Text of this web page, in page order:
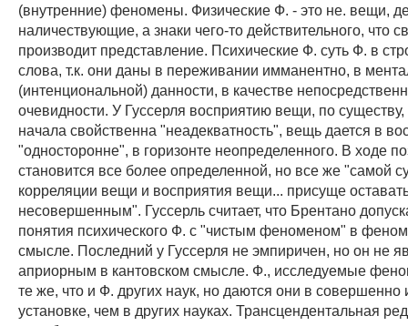
(внутренние) феномены. Физические Ф. - это не. вещи,
наличествующие, а знаки чего-то действительного, что
производит представление. Психические Ф. суть Ф. в
слова, т.к. они даны в переживании имманентно, в
(интенциональной) данности, в качестве
очевидности. У Гуссерля восприятию вещи, по существу,
начала свойственна "неадекватность", вещь дается в
"односторонне", в горизонте неопределенного. В ходе
становится все более определенной, но все же "самой
корреляции вещи и восприятия вещи... присуще
несовершенным". Гуссерль считает, что Брентано
понятия психического Ф. с "чистым феноменом" в
смысле. Последний у Гуссерля не эмпиричен, но он не
априорным в кантовском смысле. Ф., исследуемые
те же, что и Ф. других наук, но даются они в совершенно
установке, чем в других науках. Трансцендентальная